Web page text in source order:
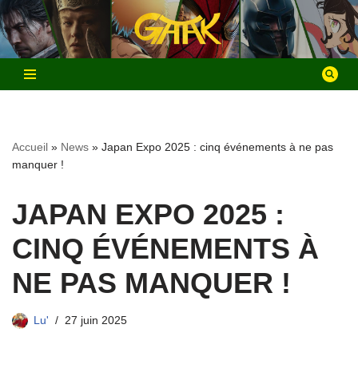
Aller
au
contenu
Accueil » News » Japan Expo 2025 : cinq événements à ne pas
manquer !
JAPAN EXPO 2025 :
CINQ ÉVÉNEMENTS À
NE PAS MANQUER !
Lu' 27 juin 2025